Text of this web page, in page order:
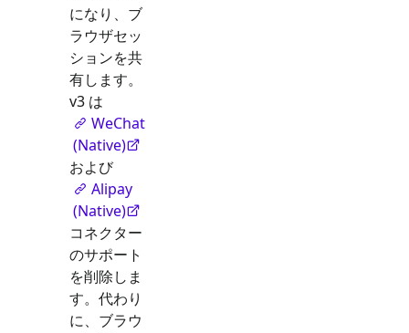
になり、ブ
ラウザセッ
ションを共
有します。
v3 は
WeChat
(Native)
および
Alipay
(Native)
コネクター
のサポート
を削除しま
す。代わり
に、ブラウ